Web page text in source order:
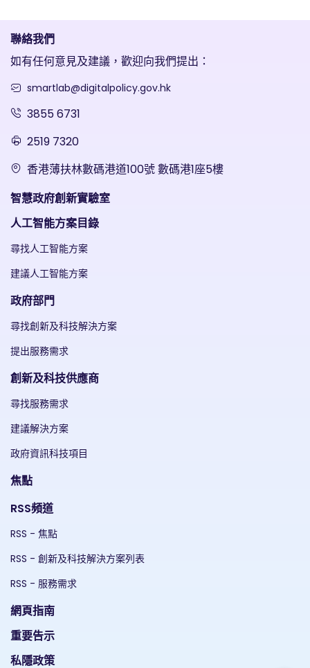
聯絡我們
如有任何意見及建議，歡迎向我們提出：
smartlab@digitalpolicy.gov.hk
3855 6731
2519 7320
香港薄扶林數碼港道100號 數碼港1座5樓
智慧政府創新實驗室
人工智能方案目錄
尋找人工智能方案
建議人工智能方案
政府部門
尋找創新及科技解決方案
提出服務需求
創新及科技供應商
尋找服務需求
建議解決方案
政府資訊科技項目
焦點
RSS頻道
RSS - 焦點
RSS - 創新及科技解決方案列表
RSS - 服務需求
網頁指南
重要告示
私隱政策